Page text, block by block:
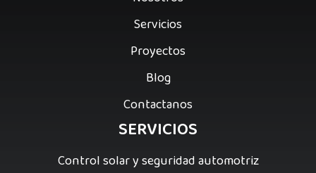
Servicios
Proyectos
Blog
Contactanos
SERVICIOS
Control solar y seguridad automotriz